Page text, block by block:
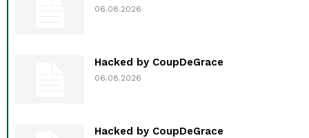
06.08.2026
Hacked by CoupDeGrace
06.08.2026
Hacked by CoupDeGrace